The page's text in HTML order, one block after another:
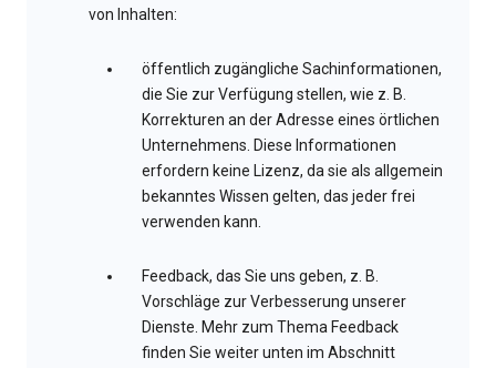
von Inhalten:
öffentlich zugängliche Sachinformationen,
die Sie zur Verfügung stellen, wie z. B.
Korrekturen an der Adresse eines örtlichen
Unternehmens. Diese Informationen
erfordern keine Lizenz, da sie als allgemein
bekanntes Wissen gelten, das jeder frei
verwenden kann.
Feedback, das Sie uns geben, z. B.
Vorschläge zur Verbesserung unserer
Dienste. Mehr zum Thema Feedback
finden Sie weiter unten im Abschnitt